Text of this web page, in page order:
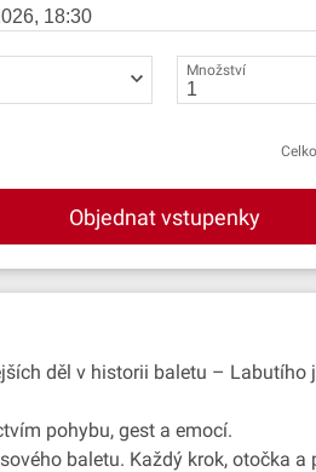
Množství
Objednat vstupenky
děl v historii baletu – Labutího
pohybu, gest a emocí.
baletu. Každý krok, otočka a